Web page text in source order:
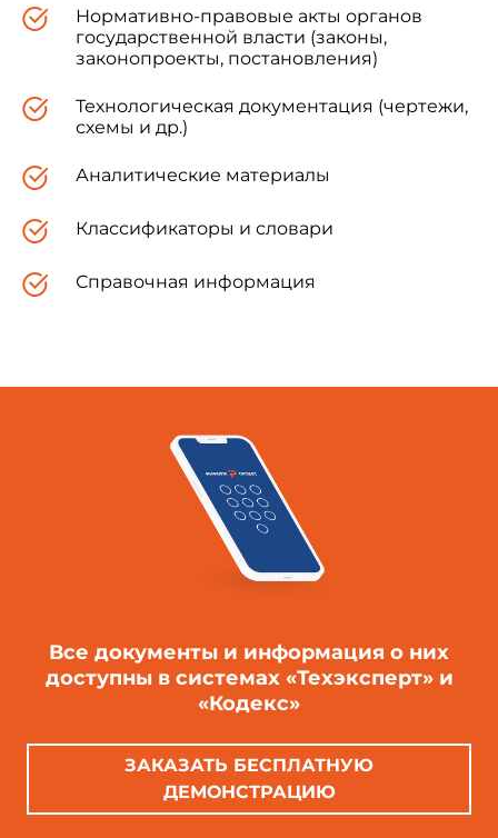
Нормативно-правовые акты органов
государственной власти (законы,
законопроекты, постановления)
Технологическая документация (чертежи,
схемы и др.)
Аналитические материалы
Классификаторы и словари
Справочная информация
Все документы и информация о них
доступны в системах «Техэксперт» и
«Кодекс»
ЗАКАЗАТЬ БЕСПЛАТНУЮ
ДЕМОНСТРАЦИЮ